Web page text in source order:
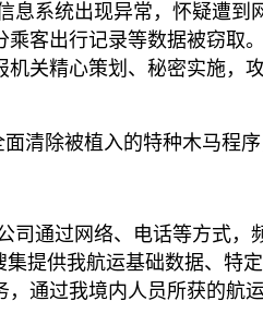
息系统出现异常，怀疑遭
客出行记录等数据被窃
关精心策划、秘密实施
清除被植入的特种木马程
司通过网络、电话等方式
提供我航运基础数据、
通过我境内人员所获的航